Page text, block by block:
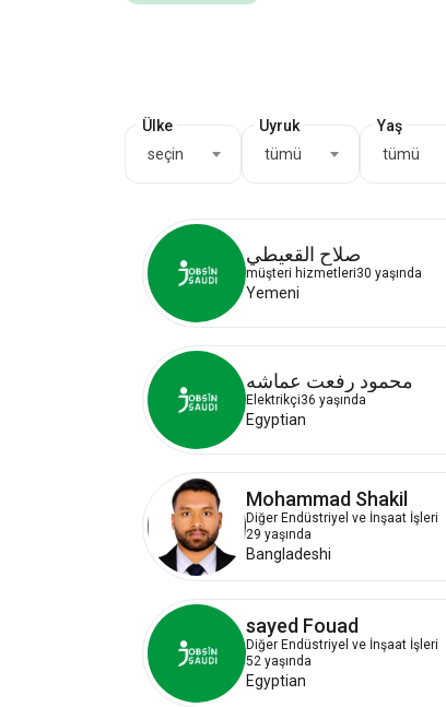
Ülke
seçin
Uyruk
tümü
Yaş
tümü
صلاح القعيطي
müşteri hizmetleri30 yaşında
Yemeni
محمود رفعت عماشه
Elektrikçi36 yaşında
Egyptian
Mohammad Shakil
Diğer Endüstriyel ve İnşaat İşleri
29 yaşında
Bangladeshi
sayed Fouad
Diğer Endüstriyel ve İnşaat İşleri
52 yaşında
Egyptian